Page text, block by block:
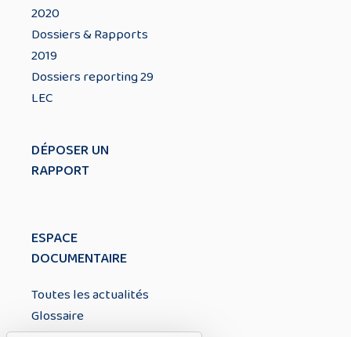
2020
Dossiers & Rapports
2019
Dossiers reporting 29
LEC
DÉPOSER UN
RAPPORT
ESPACE
DOCUMENTAIRE
Toutes les actualités
Glossaire